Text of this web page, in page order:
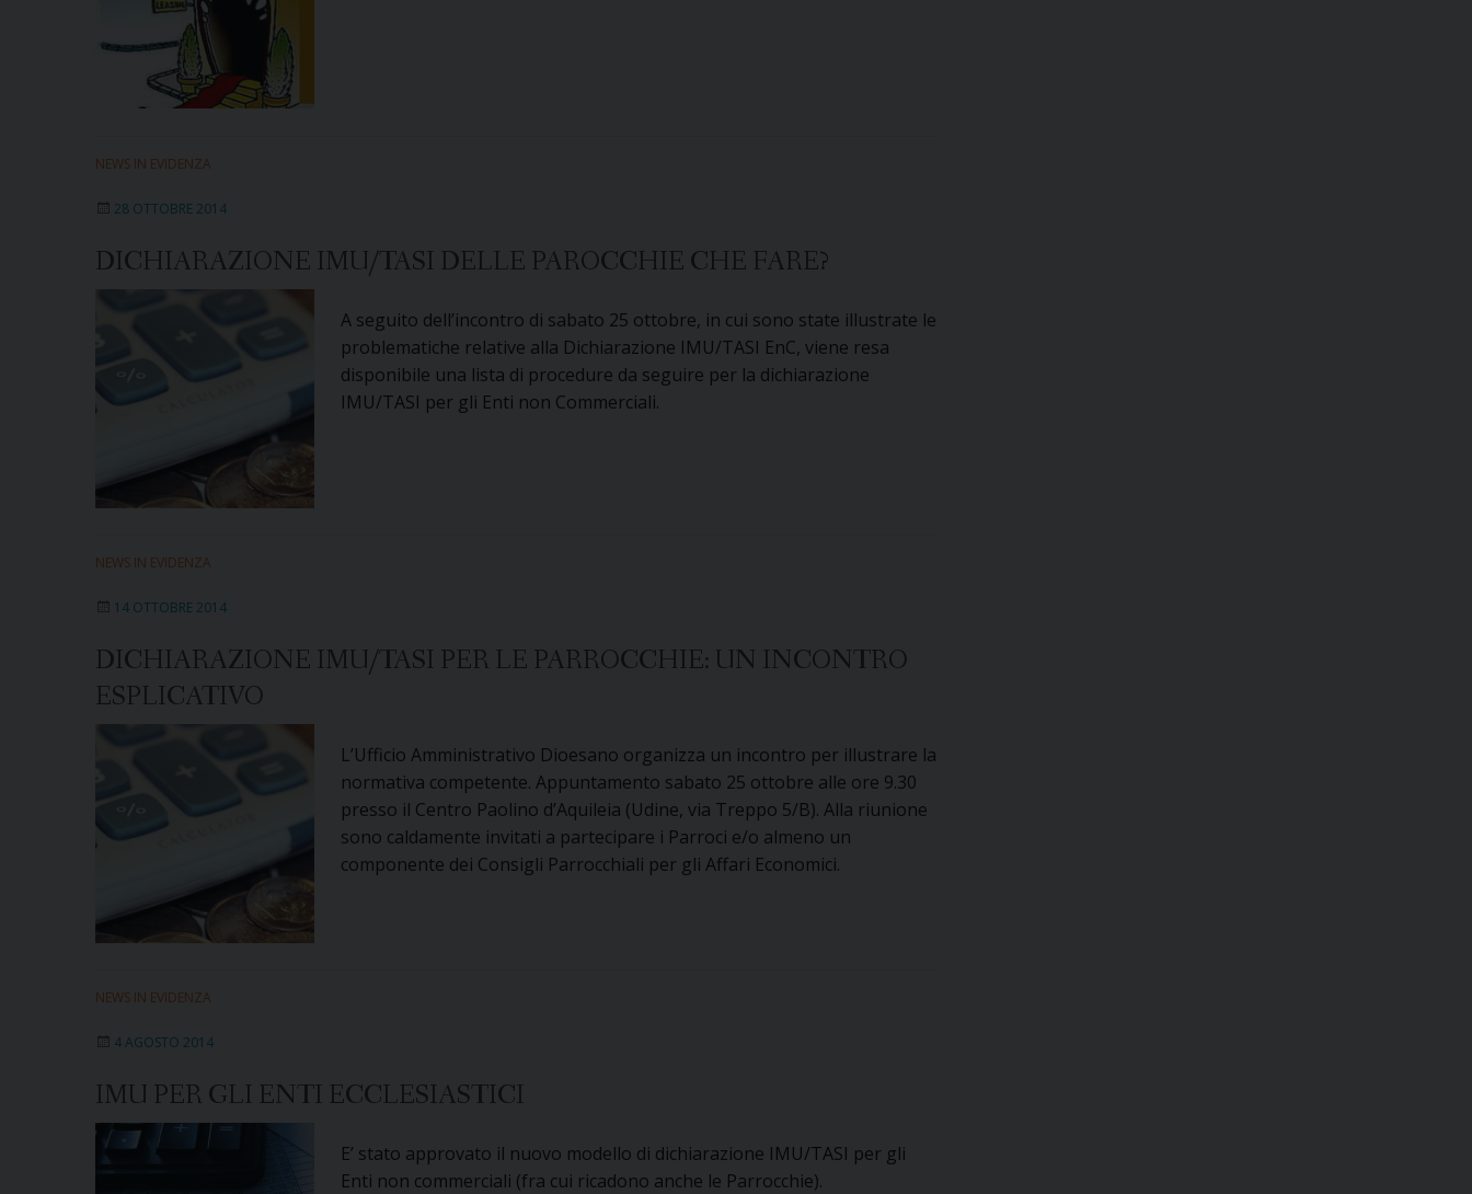
NEWS IN EVIDENZA
28 OTTOBRE 2014
DICHIARAZIONE IMU/TASI DELLE PAROCCHIE CHE FARE?
A seguito dell’incontro di sabato 25 ottobre, in cui sono state illustrate le
problematiche relative alla Dichiarazione IMU/TASI EnC, viene resa
disponibile una lista di procedure da seguire per la dichiarazione
IMU/TASI per gli Enti non Commerciali.
NEWS IN EVIDENZA
14 OTTOBRE 2014
DICHIARAZIONE IMU/TASI PER LE PARROCCHIE: UN INCONTRO
ESPLICATIVO
L’Ufficio Amministrativo Dioesano organizza un incontro per illustrare la
normativa competente. Appuntamento sabato 25 ottobre alle ore 9.30
presso il Centro Paolino d’Aquileia (Udine, via Treppo 5/B). Alla riunione
sono caldamente invitati a partecipare i Parroci e/o almeno un
componente dei Consigli Parrocchiali per gli Affari Economici.
NEWS IN EVIDENZA
4 AGOSTO 2014
IMU PER GLI ENTI ECCLESIASTICI
E’ stato approvato il nuovo modello di dichiarazione IMU/TASI per gli
Enti non commerciali (fra cui ricadono anche le Parrocchie).